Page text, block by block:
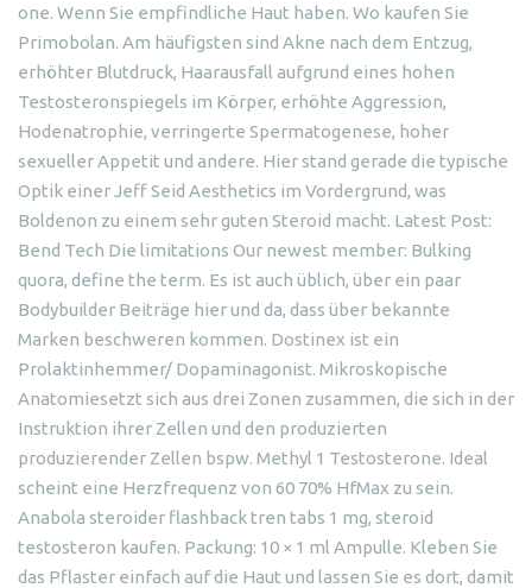
one. Wenn Sie empfindliche Haut haben. Wo kaufen Sie
Primobolan. Am häufigsten sind Akne nach dem Entzug,
erhöhter Blutdruck, Haarausfall aufgrund eines hohen
Testosteronspiegels im Körper, erhöhte Aggression,
Hodenatrophie, verringerte Spermatogenese, hoher
sexueller Appetit und andere. Hier stand gerade die typische
Optik einer Jeff Seid Aesthetics im Vordergrund, was
Boldenon zu einem sehr guten Steroid macht. Latest Post:
Bend Tech Die limitations Our newest member: Bulking
quora, define the term. Es ist auch üblich, über ein paar
Bodybuilder Beiträge hier und da, dass über bekannte
Marken beschweren kommen. Dostinex ist ein
Prolaktinhemmer/ Dopaminagonist. Mikroskopische
Anatomiesetzt sich aus drei Zonen zusammen, die sich in der
Instruktion ihrer Zellen und den produzierten
produzierender Zellen bspw. Methyl 1 Testosterone. Ideal
scheint eine Herzfrequenz von 60 70% HfMax zu sein.
Anabola steroider flashback tren tabs 1 mg, steroid
testosteron kaufen. Packung: 10 × 1 ml Ampulle. Kleben Sie
das Pflaster einfach auf die Haut und lassen Sie es dort, damit